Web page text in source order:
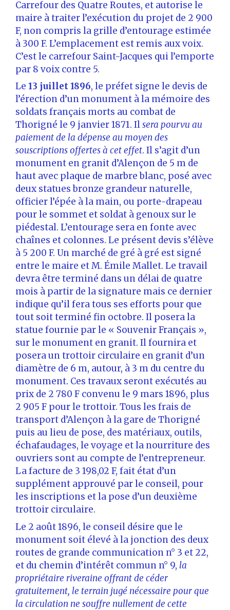
Carrefour des Quatre Routes, et autorise le
maire à traiter l’exécution du projet de 2 900
F, non compris la grille d’entourage estimée
à 300 F. L’emplacement est remis aux voix.
C’est le carrefour Saint-Jacques qui l’emporte
par 8 voix contre 5.
Le 13 juillet 1896, le préfet signe le devis de
l’érection d’un monument à la mémoire des
soldats français morts au combat de
Thorigné le 9 janvier 1871. Ilsera pourvu au
paiement de la dépense au moyen des
souscriptions offertes à cet effet. Il s’agit d’un
monument en granit d’Alençon de 5 m de
haut avec plaque de marbre blanc, posé avec
deux statues bronze grandeur naturelle,
officier l’épée à la main, ou porte-drapeau
pour le sommet et soldat à genoux sur le
piédestal. L’entourage sera en fonte avec
chaînes et colonnes. Le présent devis s’élève
à 5 200 F. Un marché de gré à gré est signé
entre le maire et M. Émile Mallet. Le travail
devra être terminé dans un délai de quatre
mois à partir de la signature mais ce dernier
indique qu’il fera tous ses efforts pour que
tout soit terminé fin octobre. Il posera la
statue fournie par le « Souvenir Français »,
sur le monument en granit. Il fournira et
posera un trottoir circulaire en granit d’un
diamètre de 6 m, autour, à 3 m du centre du
monument. Ces travaux seront exécutés au
prix de 2 780 F convenu le 9 mars 1896, plus
2 905 F pour le trottoir. Tous les frais de
transport d’Alençon à la gare de Thorigné
puis au lieu de pose, des matériaux, outils,
échafaudages, le voyage et la nourriture des
ouvriers sont au compte de l’entrepreneur.
La facture de 3 198,02 F, fait état d’un
supplément approuvé par le conseil, pour
les inscriptions et la pose d’un deuxième
trottoir circulaire.
Le 2 août 1896, le conseil désire que le
monument soit élevé à la jonction des deux
routes de grande communication n° 3 et 22,
et du chemin d’intérêt commun n° 9, la
propriétaire riveraine offrant de céder
gratuitement, le terrain jugé nécessaire pour que
la circulation ne souffre nullement de cette